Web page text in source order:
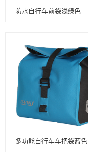
防水自行车前袋浅绿色
多功能自行车车把袋蓝色